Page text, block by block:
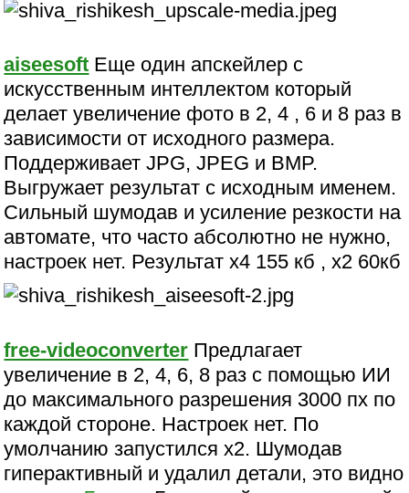
aiseesoft Еще один апскейлер с
искусственным интеллектом который
делает увеличение фото в 2, 4 , 6 и 8 раз в
зависимости от исходного размера.
Поддерживает JPG, JPEG и BMP.
Выгружает результат с исходным именем.
Сильный шумодав и усиление резкости на
автомате, что часто абсолютно не нужно,
настроек нет. Результат х4 155 кб , х2 60кб
free-videoconverter Предлагает
увеличение в 2, 4, 6, 8 раз с помощью ИИ
до максимального разрешения 3000 пх по
каждой стороне. Настроек нет. По
умолчанию запустился х2. Шумодав
гиперактивный и удалил детали, это видно